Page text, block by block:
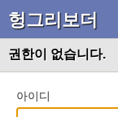
헝그리보더
권한이 없습니다.
아이디